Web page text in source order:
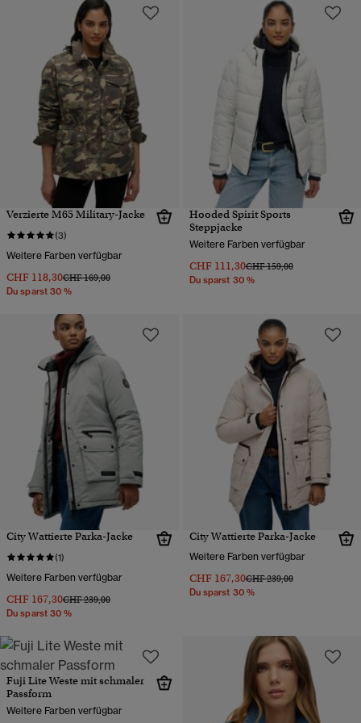
Verzierte M65 Military-Jacke
(3)
Weitere Farben verfügbar
CHF 118,30Preis wurde reduziert von
CHF 169,00bis
Du sparst 30 %
Hooded Spirit Sports
Steppjacke
Weitere Farben verfügbar
CHF 111,30Preis wurde reduziert von
CHF 159,00bis
Du sparst 30 %
City Wattierte Parka-Jacke
(1)
Weitere Farben verfügbar
CHF 167,30Preis wurde reduziert von
CHF 239,00bis
Du sparst 30 %
City Wattierte Parka-Jacke
Weitere Farben verfügbar
CHF 167,30Preis wurde reduziert von
CHF 239,00bis
Du sparst 30 %
Fuji Lite Weste mit schmaler
Passform
Weitere Farben verfügbar